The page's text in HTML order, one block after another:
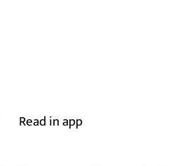
Read in app